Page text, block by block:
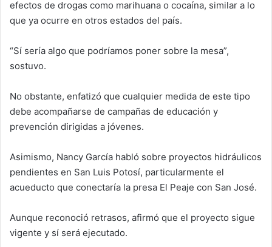
efectos de drogas como marihuana o cocaína, similar a lo
que ya ocurre en otros estados del país.
“Sí sería algo que podríamos poner sobre la mesa”,
sostuvo.
No obstante, enfatizó que cualquier medida de este tipo
debe acompañarse de campañas de educación y
prevención dirigidas a jóvenes.
Asimismo, Nancy García habló sobre proyectos hidráulicos
pendientes en San Luis Potosí, particularmente el
acueducto que conectaría la presa El Peaje con San José.
Aunque reconoció retrasos, afirmó que el proyecto sigue
vigente y sí será ejecutado.